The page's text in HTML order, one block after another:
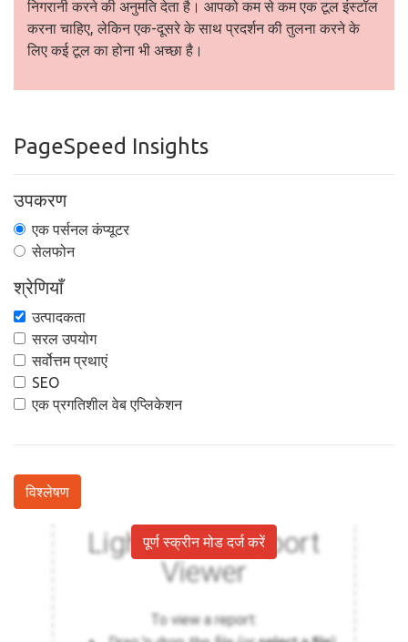
निगरानी करने की अनुमति देता है। आपको कम से कम एक टूल इंस्टॉल
करना चाहिए, लेकिन एक-दूसरे के साथ प्रदर्शन की तुलना करने के
लिए कई टूल का होना भी अच्छा है।
PageSpeed Insights
उपकरण
एक पर्सनल कंप्यूटर
सेलफोन
श्रेणियाँ
उत्पादकता
सरल उपयोग
सर्वोत्तम प्रथाएं
SEO
एक प्रगतिशील वेब एप्लिकेशन
विश्लेषण
पूर्ण स्क्रीन मोड दर्ज करें